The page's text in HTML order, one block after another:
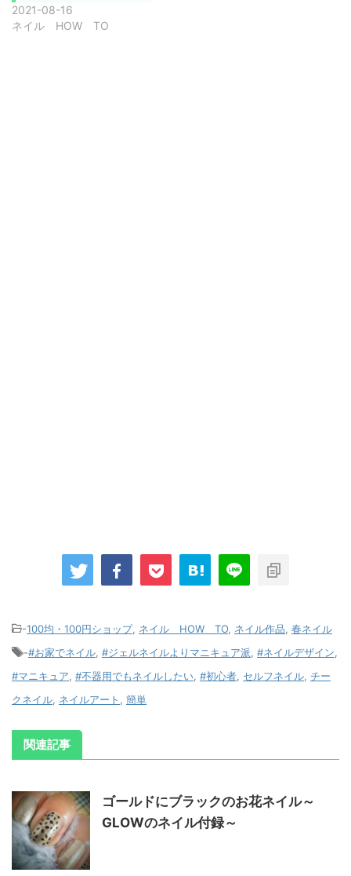
2021-08-16
ネイル HOW TO
-100均・100円ショップ, ネイル HOW TO ネイル作品 春ネイル
-#お家でネイル #ジェルネイルよりマニキュア派 #ネイルデザイン
#マニキュア #不器用でもネイルしたい #初心者 セルフネイル チー
クネイル ネイルアート 簡単
関連記事
ゴールドにブラックのお花ネイル～
GLOWのネイル付録～